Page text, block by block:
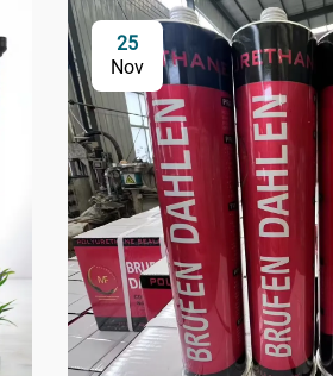
25
Nov